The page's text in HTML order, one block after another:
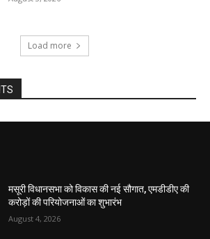
मसूरी विधानसभा को विकास की नई सौगात, एमडीडीए की
करोड़ों की परियोजनाओं का शुभारंभ
August 4, 2026